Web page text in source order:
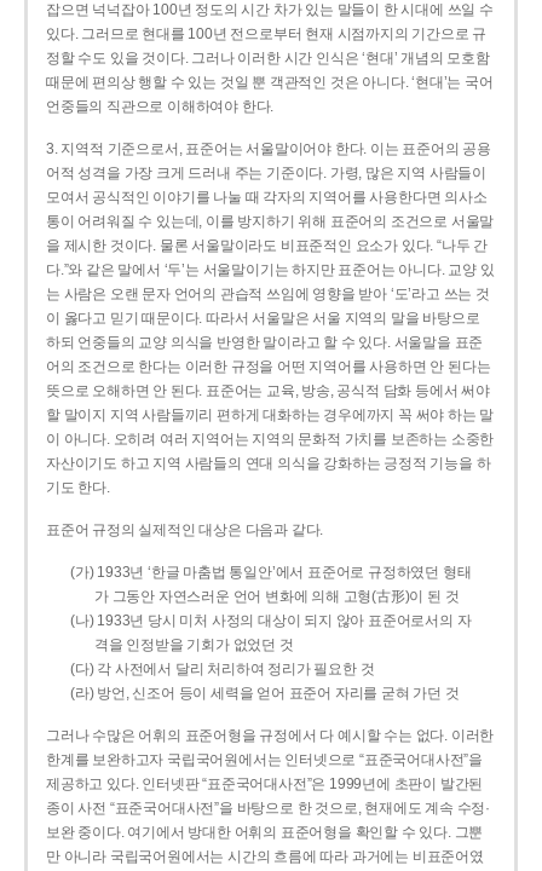
잡으면 넉넉잡아 100년 정도의 시간 차가 있는 말들이 한 시대에 쓰일 수
있다. 그러므로 현대를 100년 전으로부터 현재 시점까지의 기간으로 규
정할 수도 있을 것이다. 그러나 이러한 시간 인식은 ‘현대’ 개념의 모호함
때문에 편의상 행할 수 있는 것일 뿐 객관적인 것은 아니다. ‘현대’는 국어
언중들의 직관으로 이해하여야 한다.
3. 지역적 기준으로서, 표준어는 서울말이어야 한다. 이는 표준어의 공용
어적 성격을 가장 크게 드러내 주는 기준이다. 가령, 많은 지역 사람들이
모여서 공식적인 이야기를 나눌 때 각자의 지역어를 사용한다면 의사소
통이 어려워질 수 있는데, 이를 방지하기 위해 표준어의 조건으로 서울말
을 제시한 것이다. 물론 서울말이라도 비표준적인 요소가 있다. “나두 간
다.”와 같은 말에서 ‘두’는 서울말이기는 하지만 표준어는 아니다. 교양 있
는 사람은 오랜 문자 언어의 관습적 쓰임에 영향을 받아 ‘도’라고 쓰는 것
이 옳다고 믿기 때문이다. 따라서 서울말은 서울 지역의 말을 바탕으로
하되 언중들의 교양 의식을 반영한 말이라고 할 수 있다. 서울말을 표준
어의 조건으로 한다는 이러한 규정을 어떤 지역어를 사용하면 안 된다는
뜻으로 오해하면 안 된다. 표준어는 교육, 방송, 공식적 담화 등에서 써야
할 말이지 지역 사람들끼리 편하게 대화하는 경우에까지 꼭 써야 하는 말
이 아니다. 오히려 여러 지역어는 지역의 문화적 가치를 보존하는 소중한
자산이기도 하고 지역 사람들의 연대 의식을 강화하는 긍정적 기능을 하
기도 한다.
표준어 규정의 실제적인 대상은 다음과 같다.
(가) 1933년 ‘한글 마춤법 통일안’에서 표준어로 규정하였던 형태
가 그동안 자연스러운 언어 변화에 의해 고형(古形)이 된 것
(나) 1933년 당시 미처 사정의 대상이 되지 않아 표준어로서의 자
격을 인정받을 기회가 없었던 것
(다) 각 사전에서 달리 처리하여 정리가 필요한 것
(라) 방언, 신조어 등이 세력을 얻어 표준어 자리를 굳혀 가던 것
그러나 수많은 어휘의 표준어형을 규정에서 다 예시할 수는 없다. 이러한
한계를 보완하고자 국립국어원에서는 인터넷으로 “표준국어대사전”을
제공하고 있다. 인터넷판 “표준국어대사전”은 1999년에 초판이 발간된
종이 사전 “표준국어대사전”을 바탕으로 한 것으로, 현재에도 계속 수정·
보완 중이다. 여기에서 방대한 어휘의 표준어형을 확인할 수 있다. 그뿐
만 아니라 국립국어원에서는 시간의 흐름에 따라 과거에는 비표준어였